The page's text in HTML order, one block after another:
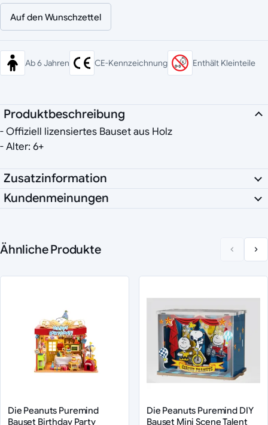
Auf den Wunschzettel
Ab 6 Jahren CE-Kennzeichnung Enthält Kleinteile
Produktbeschreibung
- Offiziell lizensiertes Bauset aus Holz
- Alter: 6+
Zusatzinformation
Kundenmeinungen
Ähnliche Produkte
Die Peanuts Puremind
Bauset Birthday Party
Die Peanuts Puremind DIY
Bauset Mini Scene Talent